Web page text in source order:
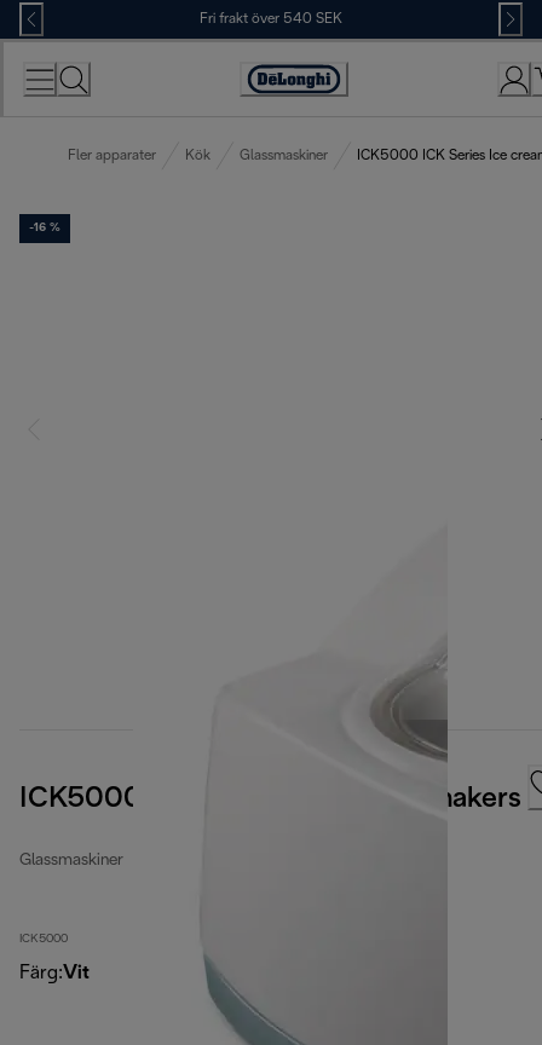
Skip
to
Content
Fri frakt över 540 SEK
Accessibility
Fler apparater Kök Glassmaskiner ICK5000 ICK Series Ice
-16 %
ICK5000 ICK Series Ice cream makers
Glassmaskiner
ICK5000
Färg:Vit